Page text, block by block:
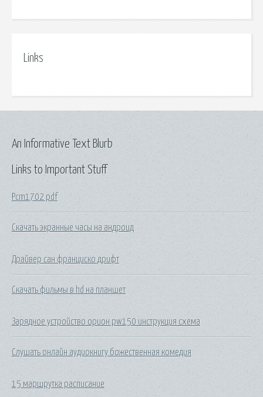
Links
Links to Important Stuff
Pcm1702 pdf
Скачать экранные часы на андроид
Драйвер сан франциско дрифт
Скачать фильмы в hd на планшет
Зарядное устройство орион pw150 инструкция схема
Слушать онлайн аудиокнигу божественная комедия
15 маршрутка расписание
An Informative Text Blurb